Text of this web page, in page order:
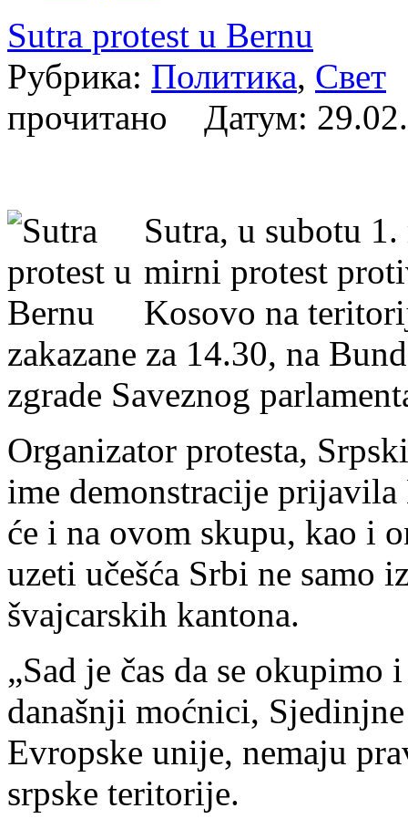
Sutra protest u Bernu
Рубрика: Политика, Свет
прочитано Датум:
Sutra, u subotu
mirni protest
Kosovo na
zakazane za 14.30, na
zgrade Saveznog
Organizator protesta,
ime demonstracije
će i na ovom skupu, kao i
uzeti učešća Srbi ne samo
švajcarskih kantona.
„Sad je čas da se
današnji moćnici,
Evropske unije, nemaju
srpske teritorije.